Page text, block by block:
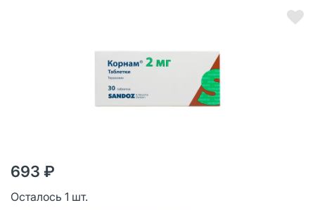
693 ₽
Осталось 1 шт.